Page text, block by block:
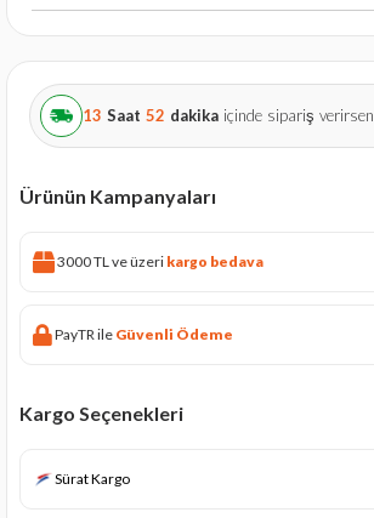
13 Saat 52 dakika içinde sipariş verirsen
Ürünün Kampanyaları
3000 TL ve üzeri kargo bedava
PayTR ile Güvenli Ödeme
Kargo Seçenekleri
Sürat Kargo